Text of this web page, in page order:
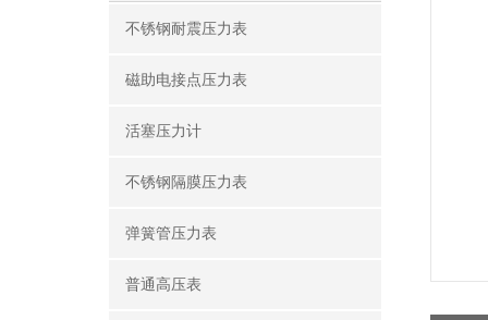
不锈钢耐震压力表
磁助电接点压力表
活塞压力计
不锈钢隔膜压力表
弹簧管压力表
普通高压表